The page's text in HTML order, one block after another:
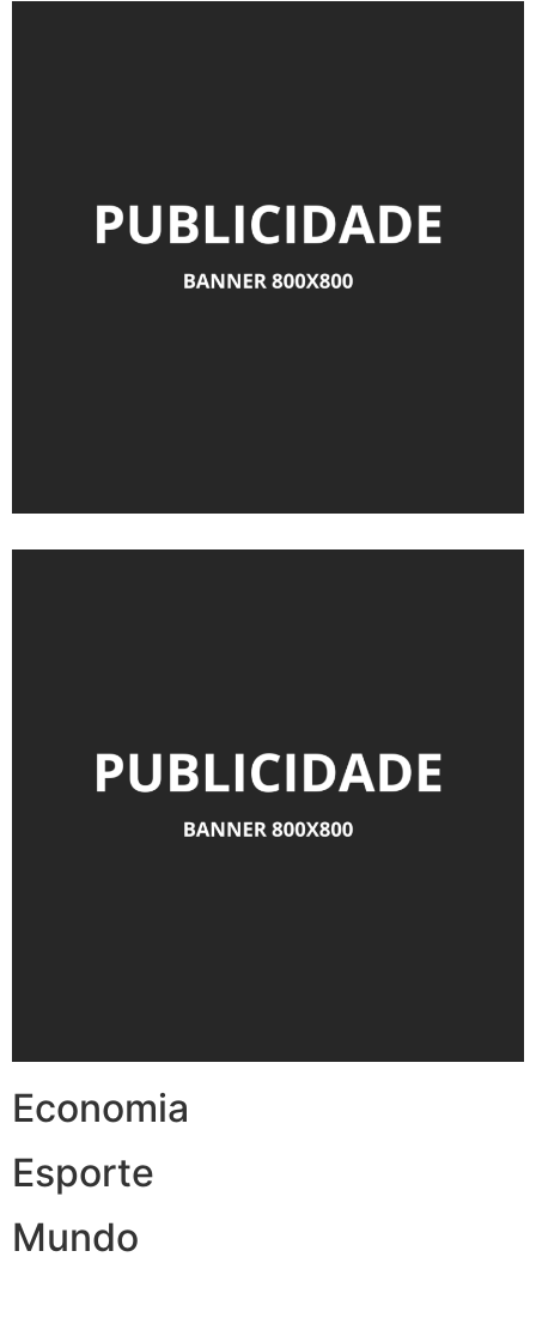
Economia
Esporte
Mundo